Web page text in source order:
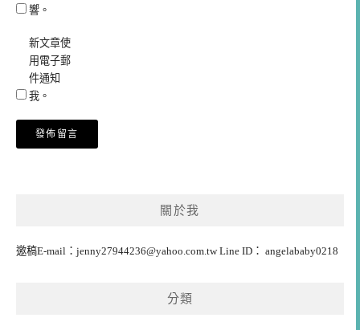
響。
新文章使
用電子郵
件通知
我。
關於我
邀稿E-mail： jenny27944236@yahoo.com.twLine ID： angelababy0218
分類